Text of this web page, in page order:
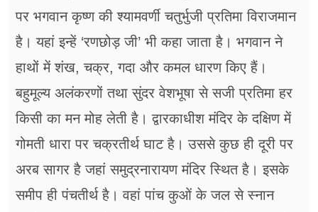
पर भगवान कृष्ण की श्यामवर्णी चतुर्भुजी प्रतिमा विराजमान
है। यहां इन्हें ‘रणछोड़ जी’ भी कहा जाता है। भगवान ने
हाथों में शंख, चक्र, गदा और कमल धारण किए हैं।
बहुमूल्य अलंकरणों तथा सुंदर वेशभूषा से सजी प्रतिमा हर
किसी का मन मोह लेती है। द्वारकाधीश मंदिर के दक्षिण में
गोमती धारा पर चक्रतीर्थ घाट है। उससे कुछ ही दूरी पर
अरब सागर है जहां समुद्रनारायण मंदिर स्थित है। इसके
समीप ही पंचतीर्थ है। वहां पांच कुओं के जल से स्नान